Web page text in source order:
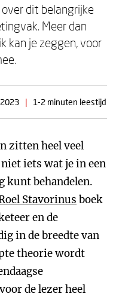
dit belangrijke
Meer dan
kan je zeggen, voor
| 1-2 minuten leestijd
zitten heel veel
iets wat je in een
kunt behandelen.
Stavorinus boek
en de
in de breedte van
theorie wordt
de lezer heel